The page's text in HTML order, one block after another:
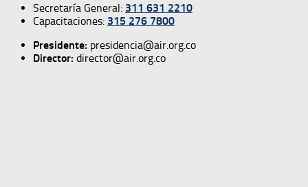
Secretaría General: 311 631 2210
Capacitaciones: 315 276 7800
Presidente: presidencia@air.org.co
Director: director@air.org.co